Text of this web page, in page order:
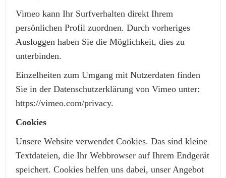
Vimeo kann Ihr Surfverhalten direkt Ihrem
persönlichen Profil zuordnen. Durch vorheriges
Ausloggen haben Sie die Möglichkeit, dies zu
unterbinden.
Einzelheiten zum Umgang mit Nutzerdaten finden
Sie in der Datenschutzerklärung von Vimeo unter:
https://vimeo.com/privacy.
Cookies
Unsere Website verwendet Cookies. Das sind kleine
Textdateien, die Ihr Webbrowser auf Ihrem Endgerät
speichert. Cookies helfen uns dabei, unser Angebot